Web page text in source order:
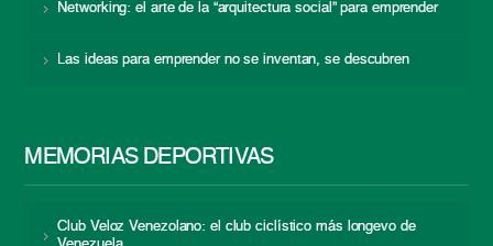
Networking: el arte de la “arquitectura social” para emprender
Las ideas para emprender no se inventan, se descubren
MEMORIAS DEPORTIVAS
Club Veloz Venezolano: el club ciclístico más longevo de